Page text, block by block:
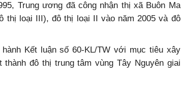
Trung ương đã công nhận thị xã Buôn Ma
thị loại III), đô thị loại II vào năm 2005 và đô
Kết luận số 60-KL/TW với mục tiêu xây
đô thị trung tâm vùng Tây Nguyên giai